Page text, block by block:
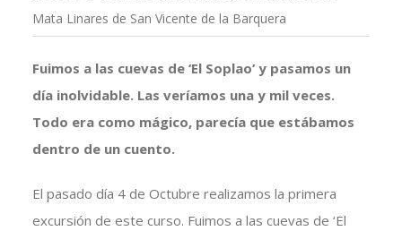
Mata Linares de San Vicente de la Barquera
Fuimos a las cuevas de ‘El Soplao’ y pasamos un
día inolvidable. Las veríamos una y mil veces.
Todo era como mágico, parecía que estábamos
dentro de un cuento.
El pasado día 4 de Octubre realizamos la primera
excursión de este curso. Fuimos a las cuevas de ‘El